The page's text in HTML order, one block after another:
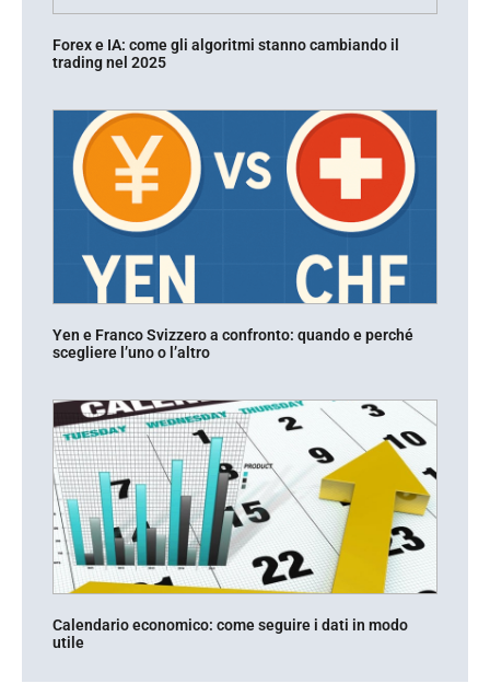
Forex e IA: come gli algoritmi stanno cambiando il
trading nel 2025
Yen e Franco Svizzero a confronto: quando e perché
scegliere l’uno o l’altro
Calendario economico: come seguire i dati in modo
utile